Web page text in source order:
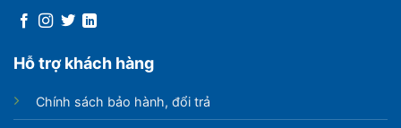
Hỗ trợ khách hàng
Chính sách bảo hành, đổi trả